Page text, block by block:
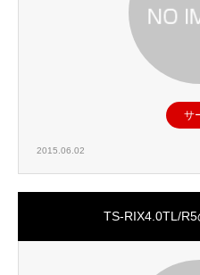
サ
2015.06.02
TS-RIX4.0TL/